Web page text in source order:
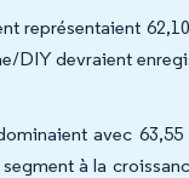
représentaient
DIY devraient
avec
à la